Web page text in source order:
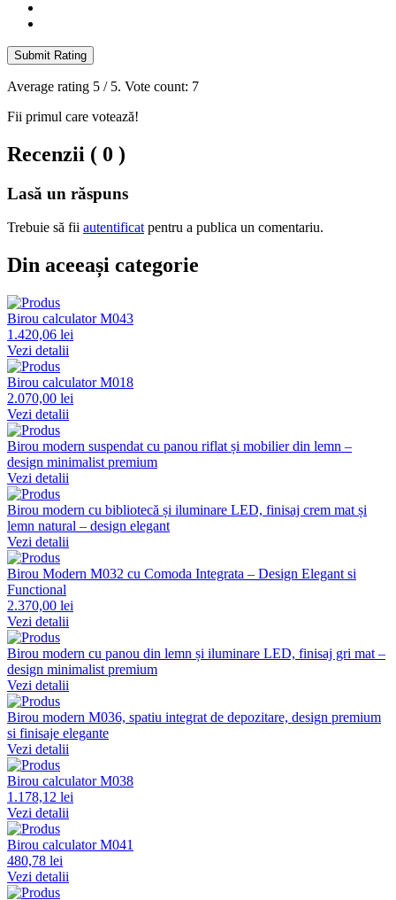
Submit Rating
Average rating 5 / 5. Vote count: 7
Fii primul care votează!
Recenzii ( 0 )
Lasă un răspuns
Trebuie să fii autentificat pentru a publica un comentariu.
Din aceeași categorie
Birou calculator M043
1.420,06 lei
Vezi detalii
Birou calculator M018
2.070,00 lei
Vezi detalii
Birou modern suspendat cu panou riflat și mobilier din lemn –
design minimalist premium
Vezi detalii
Birou modern cu bibliotecă și iluminare LED, finisaj crem mat și
lemn natural – design elegant
Vezi detalii
Birou Modern M032 cu Comoda Integrata – Design Elegant si
Functional
2.370,00 lei
Vezi detalii
Birou modern cu panou din lemn și iluminare LED, finisaj gri mat –
design minimalist premium
Vezi detalii
Birou modern M036, spatiu integrat de depozitare, design premium
si finisaje elegante
Vezi detalii
Birou calculator M038
1.178,12 lei
Vezi detalii
Birou calculator M041
480,78 lei
Vezi detalii